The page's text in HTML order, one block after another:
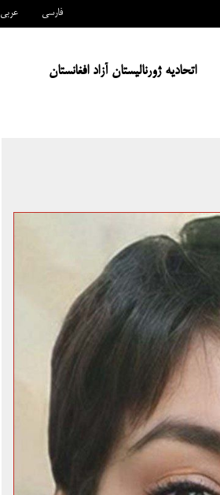
عربی فارسی
اتحادیه ژورنالیستان آزاد افغانستان